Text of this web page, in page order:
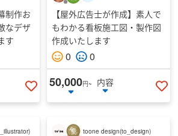
制作お
なデザ
す
いいねする
【屋外広告士が作成】素人で
もわかる看板施工図・製作図
作成いたします
0 0
50,000円~
内容
い
) toone design(to_design)